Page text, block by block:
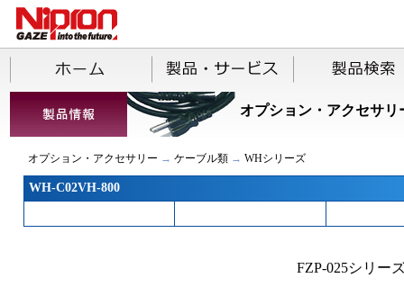
オプション・アクセサリ
オプション・アクセサリー → ケーブル類→ WHシリーズ
WH-C02VH-800
FZP-025シリー